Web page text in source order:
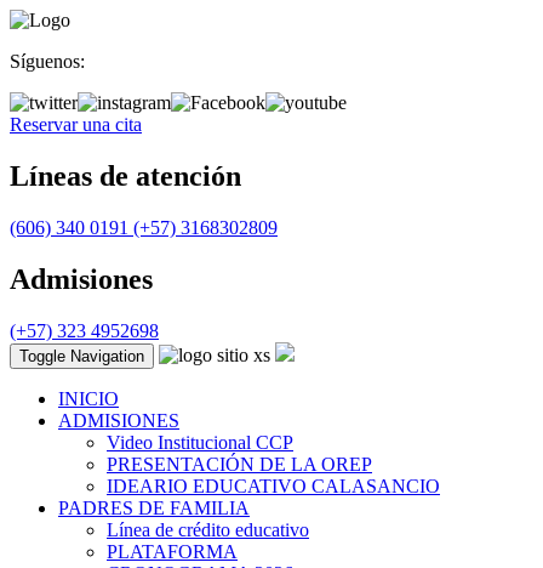
Síguenos:
Reservar una cita
Líneas de atención
(606) 340 0191 (+57) 3168302809
Admisiones
(+57) 323 4952698
Toggle Navigation
INICIO
ADMISIONES
Video Institucional CCP
PRESENTACIÓN DE LA OREP
IDEARIO EDUCATIVO CALASANCIO
PADRES DE FAMILIA
Línea de crédito educativo
PLATAFORMA